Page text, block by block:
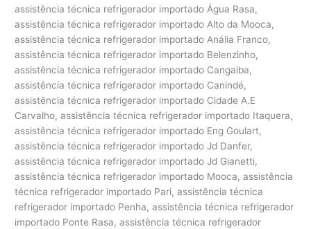
assistência técnica refrigerador importado Água Rasa,
assistência técnica refrigerador importado Alto da Mooca,
assistência técnica refrigerador importado Anália Franco,
assistência técnica refrigerador importado Belenzinho,
assistência técnica refrigerador importado Cangaiba,
assistência técnica refrigerador importado Canindé,
assistência técnica refrigerador importado Cidade A.E
Carvalho, assistência técnica refrigerador importado Itaquera,
assistência técnica refrigerador importado Eng Goulart,
assistência técnica refrigerador importado Jd Danfer,
assistência técnica refrigerador importado Jd Gianetti,
assistência técnica refrigerador importado Mooca, assistência
técnica refrigerador importado Pari, assistência técnica
refrigerador importado Penha, assistência técnica refrigerador
importado Ponte Rasa, assistência técnica refrigerador